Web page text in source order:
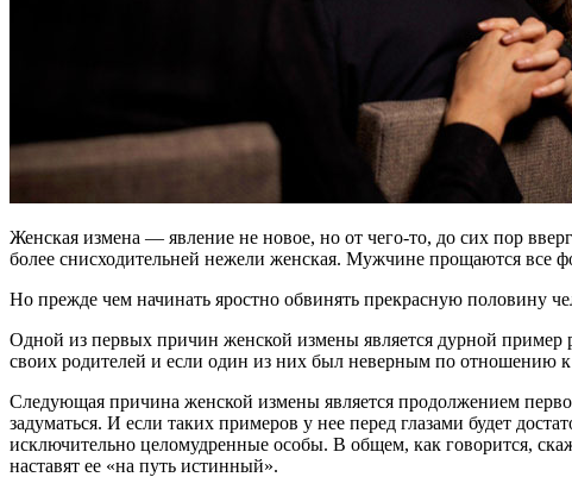
Женская измена — явление не новое, но от чего-то, до сих пор
более снисходительней нежели женская. Мужчине прощаются все
Но прежде чем начинать яростно обвинять прекрасную половину
Одной из первых причин женской измены является дурной пример
своих родителей и если один из них был неверным по отношению к
Следующая причина женской измены является продолжением
задуматься. И если таких примеров у нее перед глазами будет
исключительно целомудренные особы. В общем, как говорится,
наставят ее «на путь истинный».